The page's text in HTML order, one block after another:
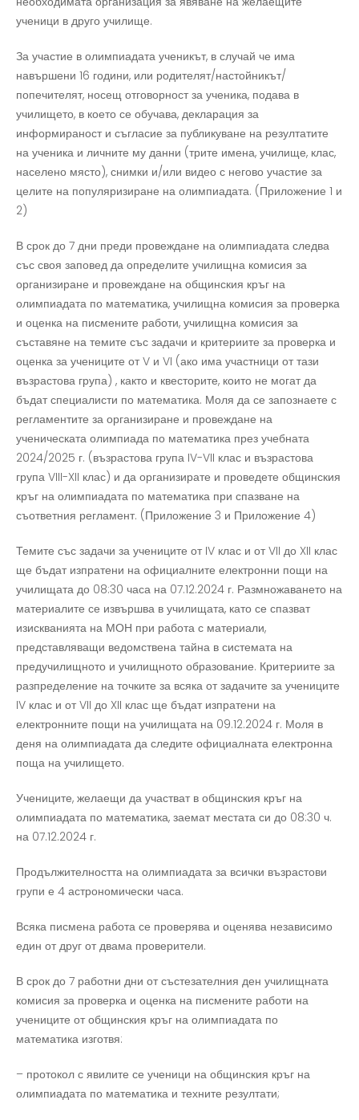
ученици в друго училище.
За участие в олимпиадата ученикът, в случай че има
навършени 16 години, или родителят/настойникът/
попечителят, носещ отговорност за ученика, подава в
училището, в което се обучава, декларация за
информираност и съгласие за публикуване на резултатите
на ученика и личните му данни (трите имена, училище, клас,
населено място), снимки и/или видео с негово участие за
целите на популяризиране на олимпиадата. (Приложение 1 и
2)
В срок до 7 дни преди провеждане на олимпиадата следва
със своя заповед да определите училищна комисия за
организиране и провеждане на общинския кръг на
олимпиадата по математика, училищна комисия за проверка
и оценка на писмените работи, училищна комисия за
съставяне на темите със задачи и критериите за проверка и
оценка за учениците от V и VI (ако има участници от тази
възрастова група) , както и квесторите, които не могат да
бъдат специалисти по математика. Моля да се запознаете с
регламентите за организиране и провеждане на
ученическата олимпиада по математика през учебната
2024/2025 г. (възрастова група IV-VII клас и възрастова
група VIII-XII клас) и да организирате и проведете общинския
кръг на олимпиадата по математика при спазване на
съответния регламент. (Приложение 3 и Приложение 4)
Темите със задачи за учениците от IV клас и от VII до XII клас
ще бъдат изпратени на официалните електронни пощи на
училищата до 08:30 часа на 07.12.2024 г. Размножаването на
материалите се извършва в училищата, като се спазват
изискванията на МОН при работа с материали,
представляващи ведомствена тайна в системата на
предучилищното и училищното образование. Критериите за
разпределение на точките за всяка от задачите за учениците
IV клас и от VII до XII клас ще бъдат изпратени на
електронните пощи на училищата на 09.12.2024 г. Моля в
деня на олимпиадата да следите официалната електронна
поща на училището.
Учениците, желаещи да участват в общинския кръг на
олимпиадата по математика, заемат местата си до 08:30 ч.
на 07.12.2024 г.
Продължителността на олимпиадата за всички възрастови
групи е 4 астрономически часа.
Всяка писмена работа се проверява и оценява независимо
един от друг от двама проверители.
В срок до 7 работни дни от състезателния ден училищната
комисия за проверка и оценка на писмените работи на
учениците от общинския кръг на олимпиадата по
математика изготвя:
– протокол с явилите се ученици на общинския кръг на
олимпиадата по математика и техните резултати;